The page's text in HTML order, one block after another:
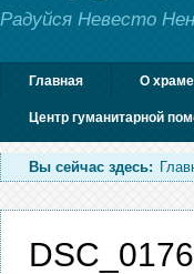
Радуйся Невесто
Главная О храме
Центр гуманитарной
Вы сейчас здесь:
DSC_0176